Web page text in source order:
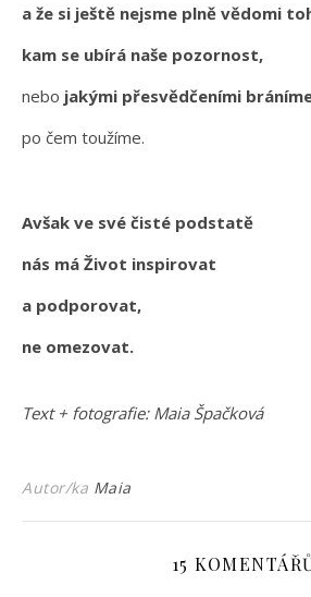
a že si ještě nejsme plně vědomi
kam se ubírá naše pozornost,
nebo jakými přesvědčeními
po čem toužíme.
Avšak ve své čisté podstatě
nás má Život inspirovat
a podporovat,
ne omezovat.
Text + fotografie: Maia Špačková
Autor/ka Maia
15